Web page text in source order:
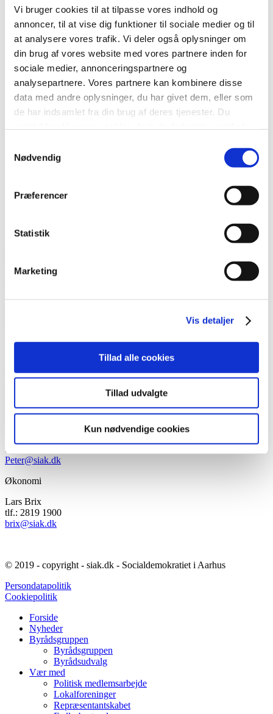
Vi bruger cookies til at tilpasse vores indhold og
annoncer, til at vise dig funktioner til sociale medier og til
at analysere vores trafik. Vi deler også oplysninger om
din brug af vores website med vores partnere inden for
sociale medier, annonceringspartnere og
analysepartnere. Vores partnere kan kombinere disse
data med andre oplysninger, du har givet dem, eller som
de har indsamlet fra din brug af deres tjenester. Du
Nødvendig
Præferencer
Statistik
Marketing
Vis detaljer
Tillad alle cookies
Tillad udvalgte
Kun nødvendige cookies
Matilde Dueholm
George Hinge
Lone Sandholdt Jacobsen
Jesper Kjeldsen
Maja Wolff Albrechtsen
Erhan Kilic
Eva Borchorst Mejnertz
Berit Rousing
Anna Thusgård
Abdirashid Sheikh Mohamud
Kresten Kjær Sørensen
Anette Poulsen
Hüseyin Arac
Aase Pedersen
Michael Krogh Hansen
Socialdemokraterne i Aarhus
8000 Aarhus
Partikontor
Vester Alle 8A, 1. 5
Formand
tlf.: 5048 1407
Peter@siak.dk
Økonomi
Lars Brix
tlf.: 2819 1900
brix@siak.dk
© 2019 - copyright - siak.dk - Socialdemokratiet i Aarhus
Persondatapolitik
Cookiepolitik
Forside
Nyheder
Byrådsgruppen
Byrådsgruppen
Byrådsudvalg
Vær med
Politisk medlemsarbejde
Lokalforeninger
Repræsentantskabet